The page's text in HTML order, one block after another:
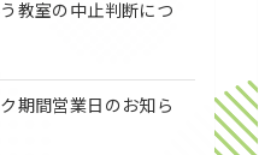
教室の中止判断につ
期間営業日のお知ら